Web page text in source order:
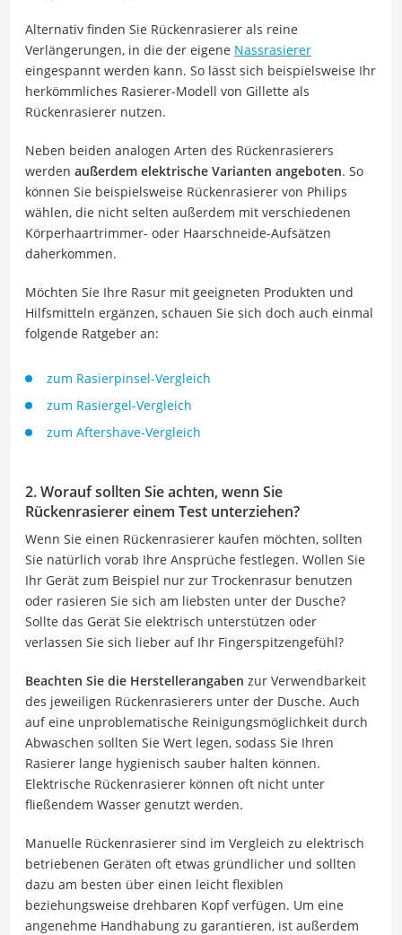
Alternativ finden Sie Rückenrasierer als reine
Verlängerungen, in die der eigene Nassrasierer
eingespannt werden kann. So lässt sich beispielsweise Ihr
herkömmliches Rasierer-Modell von Gillette als
Rückenrasierer nutzen.
Neben beiden analogen Arten des Rückenrasierers
werden außerdem elektrische Varianten angeboten. So
können Sie beispielsweise Rückenrasierer von Philips
wählen, die nicht selten außerdem mit verschiedenen
Körperhaartrimmer- oder Haarschneide-Aufsätzen
daherkommen.
Möchten Sie Ihre Rasur mit geeigneten Produkten und
Hilfsmitteln ergänzen, schauen Sie sich doch auch einmal
folgende Ratgeber an:
zum Rasierpinsel-Vergleich
zum Rasiergel-Vergleich
zum Aftershave-Vergleich
2. Worauf sollten Sie achten, wenn Sie
Rückenrasierer einem Test unterziehen?
Wenn Sie einen Rückenrasierer kaufen möchten, sollten
Sie natürlich vorab Ihre Ansprüche festlegen. Wollen Sie
Ihr Gerät zum Beispiel nur zur Trockenrasur benutzen
oder rasieren Sie sich am liebsten unter der Dusche?
Sollte das Gerät Sie elektrisch unterstützen oder
verlassen Sie sich lieber auf Ihr Fingerspitzengefühl?
Beachten Sie die Herstellerangaben zur Verwendbarkeit
des jeweiligen Rückenrasierers unter der Dusche. Auch
auf eine unproblematische Reinigungsmöglichkeit durch
Abwaschen sollten Sie Wert legen, sodass Sie Ihren
Rasierer lange hygienisch sauber halten können.
Elektrische Rückenrasierer können oft nicht unter
fließendem Wasser genutzt werden.
Manuelle Rückenrasierer sind im Vergleich zu elektrisch
betriebenen Geräten oft etwas gründlicher und sollten
dazu am besten über einen leicht flexiblen
beziehungsweise drehbaren Kopf verfügen. Um eine
angenehme Handhabung zu garantieren, ist außerdem